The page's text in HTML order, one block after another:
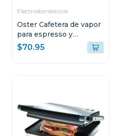
Electrodomésticos
Oster Cafetera de vapor
para espresso y
cappuccino capacidad
de 2 tazas stem3300
$70.95